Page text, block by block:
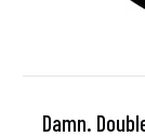
Damn.